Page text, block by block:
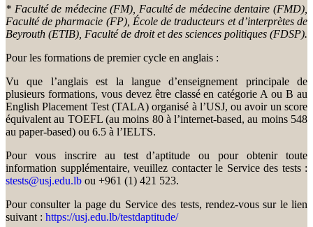
* Faculté de médecine (FM), Faculté de médecine dentaire (FMD),
Faculté de pharmacie (FP), École de traducteurs et d’interprètes de
Beyrouth (ETIB), Faculté de droit et des sciences politiques (FDSP).
Pour les formations de premier cycle en anglais :
Vu que l’anglais est la langue d’enseignement principale de
plusieurs formations, vous devez être classé en catégorie A ou B au
English Placement Test (TALA) organisé à l’USJ, ou avoir un score
équivalent au TOEFL (au moins 80 à l’internet-based, au moins 548
au paper-based) ou 6.5 à l’IELTS.
Pour vous inscrire au test d’aptitude ou pour obtenir toute
information supplémentaire, veuillez contacter le Service des tests :
stests@usj.edu.lb ou +961 (1) 421 523.
Pour consulter la page du Service des tests, rendez-vous sur le lien
suivant : https://usj.edu.lb/testdaptitude/